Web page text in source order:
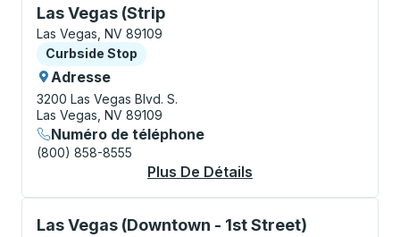
Las Vegas (Strip
Curbside Stop, utilisez les touches fléchées ou la
Las Vegas, NV 89109
Curbside Stop
Curbside Stop
Adresse
3200 Las Vegas Blvd. S.
Las Vegas, NV 89109
Numéro de téléphone
(800) 858-8555
Plus De Détails
Las Vegas (Downtown - 1st Street)
Curbside Stop, utilisez les touches fléchées ou la